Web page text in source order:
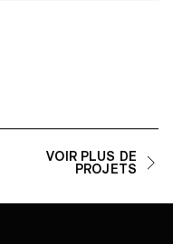
VOIR PLUS DE
PROJETS